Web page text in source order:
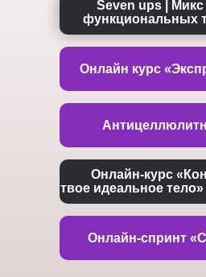
Онлайн курс
Онлайн-курс
твое идеальное
Онлайн-спринт
Seven ups | Микс
функциональных